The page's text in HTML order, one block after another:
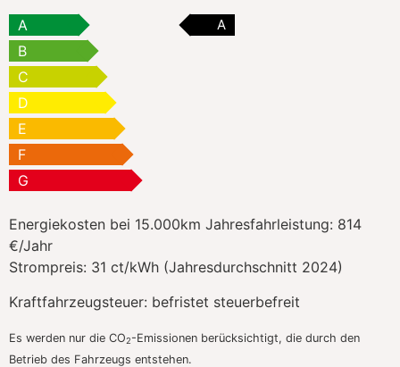
A
A
B
C
D
E
F
G
Energiekosten bei 15.000km Jahresfahrleistung: 814
€/Jahr
Strompreis: 31 ct/kWh (Jahresdurchschnitt 2024)
Kraftfahrzeugsteuer: befristet steuerbefreit
Es werden nur die CO2-Emissionen berücksichtigt, die durch den
Betrieb des Fahrzeugs entstehen.